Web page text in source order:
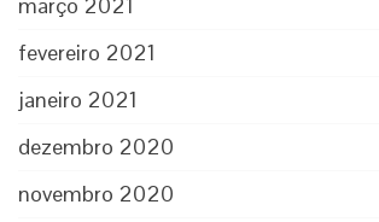
fevereiro 2021
janeiro 2021
dezembro 2020
novembro 2020